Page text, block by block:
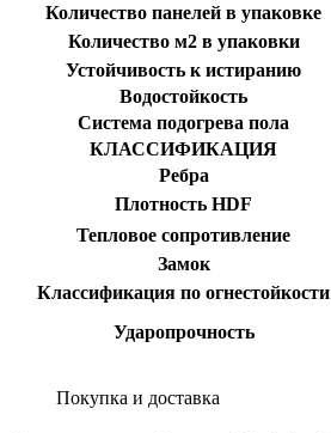
Количество панелей в упаковке
Количество м2 в упаковки
Устойчивость к истиранию
Водостойкость
Система подогрева пола
КЛАССИФИКАЦИЯ
Ребра
Плотность HDF
Тепловое сопротивление
Замок
Классификация по огнестойкости
Ударопрочность
Покупка и доставка